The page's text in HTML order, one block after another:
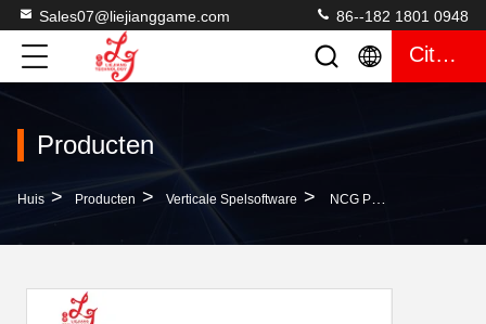
Sales07@liejianggame.com 86--182 1801 0948
Citaat
Producten
Huis > Producten > Verticale Spelsoftware > NCG Preview / Skills DELUXE Hoofdbord